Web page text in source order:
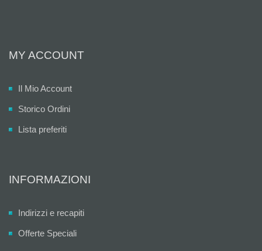
MY ACCOUNT
Il Mio Account
Storico Ordini
Lista preferiti
INFORMAZIONI
Indirizzi e recapiti
Offerte Speciali